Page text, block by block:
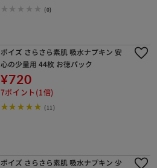
(0)
ポイズ さらさら素肌 吸水ナプキン 安
心の少量用 44枚 お徳パック
¥720
7ポイント(1倍)
(11)
ポイズ さらさら素肌 吸水ナプキン 少